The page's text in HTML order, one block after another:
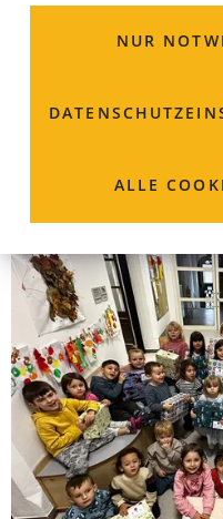
NUR
ALLE
Das Kinderhaus der
Serviceclubs Round